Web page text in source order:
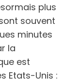
plus
souvent
minutes
la
est
Etats-Unis :